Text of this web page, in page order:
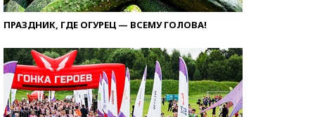
ПРАЗДНИК, ГДЕ ОГУРЕЦ — ВСЕМУ ГОЛОВА!